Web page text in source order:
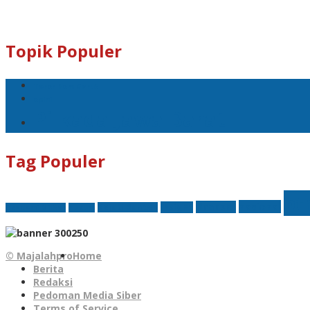
Topik Populer
Tag Populer
© MajalahproHome
Berita
Redaksi
Pedoman Media Siber